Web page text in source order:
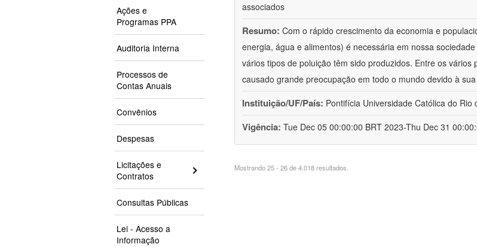
Ações e
Programas PPA
Auditoria Interna
Processos de
Contas Anuais
Convênios
Despesas
Licitações e
Contratos
Consultas Públicas
Lei - Acesso a
Informação
associados
Resumo: Com o rápido crescimento da economia e
energia, água e alimentos) é necessária em nossa
vários tipos de poluição têm sido produzidos. Entre os
causado grande preocupação em todo o mundo devido à
Instituição/UF/País: Pontifícia Universidade Católica do Rio
Vigência: Tue Dec 05 00:00:00 BRT 2023-Thu Dec 31
Mostrando 25 - 26 de 4.018 resultados.